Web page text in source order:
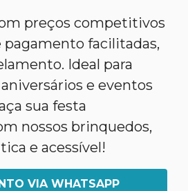
preços competitivos
pagamento facilitadas,
Ideal para
e eventos
sua festa
nossos brinquedos,
e acessível!
VIA WHATSAPP